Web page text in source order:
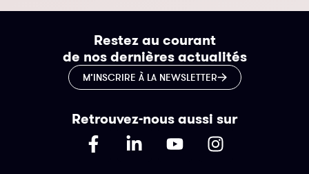
Restez au courant
de nos dernières actualités
M’INSCRIRE À LA NEWSLETTER
Retrouvez-nous aussi sur